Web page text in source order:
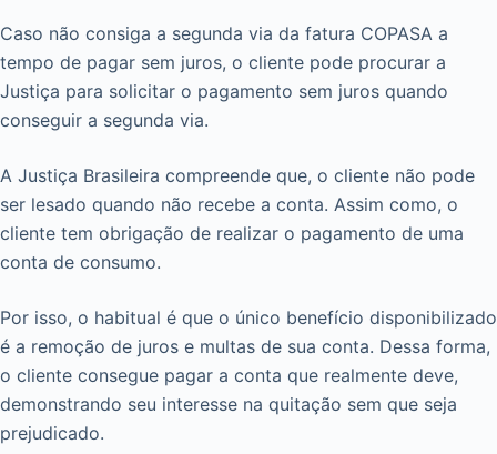
Caso não consiga a segunda via da fatura COPASA a
tempo de pagar sem juros, o cliente pode procurar a
Justiça para solicitar o pagamento sem juros quando
conseguir a segunda via.
A Justiça Brasileira compreende que, o cliente não pode
ser lesado quando não recebe a conta. Assim como, o
cliente tem obrigação de realizar o pagamento de uma
conta de consumo.
Por isso, o habitual é que o único benefício disponibilizado
é a remoção de juros e multas de sua conta. Dessa forma,
o cliente consegue pagar a conta que realmente deve,
demonstrando seu interesse na quitação sem que seja
prejudicado.